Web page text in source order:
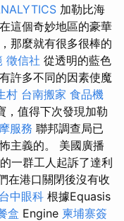
加勒比海
這個奇妙地區的豪華
那麼就有很多很棒的
徵信社 從透明的藍色
許多不同的因素使魔
村 台南搬家 食品機
，值得下次發現加勒
服務 聯邦調查局已
主義的。 美國廣播
一群工人起訴了達利
在港口關閉後沒有收
台中眼科 根據Equasis
盒 Engine 柬埔寨簽